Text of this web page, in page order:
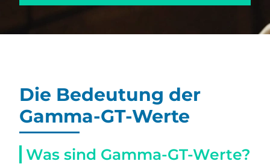
Die Bedeutung der
Gamma-GT-Werte
Was sind Gamma-GT-Werte?